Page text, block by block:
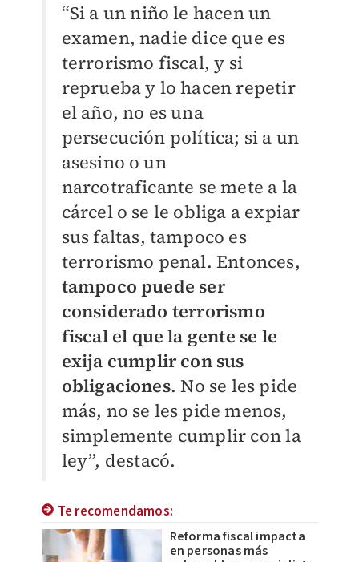
“Si a un niño le hacen un
examen, nadie dice que es
terrorismo fiscal, y si
reprueba y lo hacen repetir
el año, no es una
persecución política; si a un
asesino o un
narcotraficante se mete a la
cárcel o se le obliga a expiar
sus faltas, tampoco es
terrorismo penal. Entonces,
tampoco puede ser
considerado terrorismo
fiscal el que la gente se le
exija cumplir con sus
obligaciones. No se les pide
más, no se les pide menos,
simplemente cumplir con la
ley”, destacó.
Te recomendamos:
Reforma fiscal impacta
en personas más